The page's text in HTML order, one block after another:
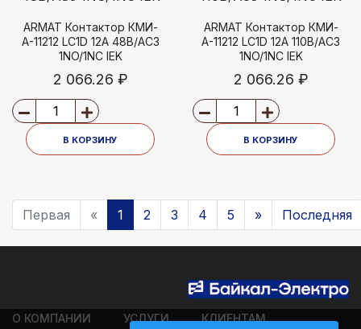
ARMAT Контактор КМИ-
А-11212 LC1D 12А 48В/АС3
1NO/1NC IEK
2 066.26 ₽
В КОРЗИНУ
ARMAT Контактор КМИ-
А-11212 LC1D 12А 110В/АС3
1NO/1NC IEK
2 066.26 ₽
В КОРЗИНУ
Первая « 1 2 3 4 5 » Последняя
О КОМПАНИИ УСЛУГИ КЛИЕНТАМ